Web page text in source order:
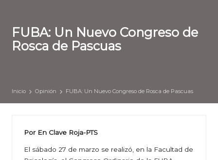
FUBA: Un Nuevo Congreso de
Rosca de Pascuas
Inicio Opinión FUBA: Un Nuevo Congreso de Rosca de Pascuas
Por En Clave Roja-PTS
El sábado 27 de marzo se realizó, en la Facultad de